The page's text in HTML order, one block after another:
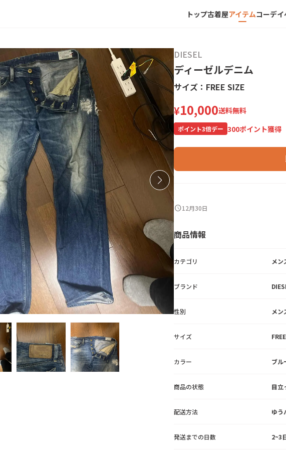
トップ古着屋アイテムコーデイ
DIESEL
ディーゼルデニム
サイズ： FREE SIZE
¥10,000送料無料
ポイント3倍デー 300ポイント獲得
schedule12月30日
商品情報
カテゴリ メ
ブランド
性別 メン
サイズ
カラー ブル
商品の状態 目立
配送方法 ゆう
発送までの日数 2~3